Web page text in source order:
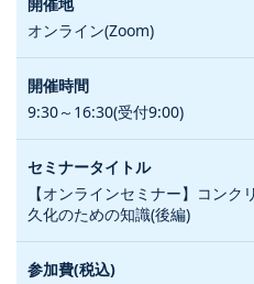
オンライン(Zoom)
9:30～16:30(受付9:00)
【オンラインセミナー】コン
久化のための知識(後編)